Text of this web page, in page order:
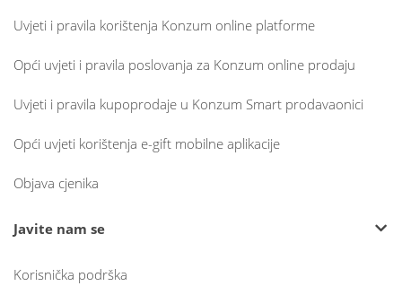
Uvjeti i pravila korištenja Konzum online platforme
Opći uvjeti i pravila poslovanja za Konzum online prodaju
Uvjeti i pravila kupoprodaje u Konzum Smart prodavaonici
Opći uvjeti korištenja e-gift mobilne aplikacije
Objava cjenika
Javite nam se
Korisnička podrška